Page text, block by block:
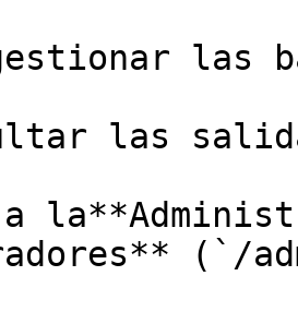
las
las
(`/